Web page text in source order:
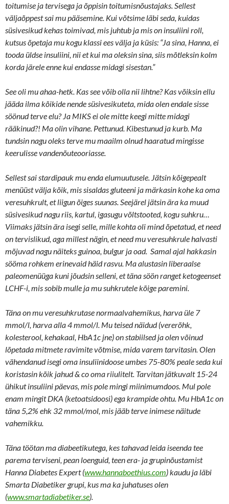
toitumise ja tervisega ja õppisin toitumisnõustajaks. Sellest
väljaõppest sai mu pääsemine. Kui võtsime läbi seda, kuidas
süsivesikud kehas toimivad, mis juhtub ja mis on insuliini roll,
kutsus õpetaja mu kogu klassi ees välja ja küsis: “Ja sina, Hanna, ei
tooda üldse insuliini, nii et kui ma oleksin sina, siis mõtleksin kolm
korda järele enne kui endasse midagi sisestan.”
See oli mu ahaa-hetk. Kas see võib olla nii lihtne? Kas võiksin ellu
jääda ilma kõikide nende süsivesikuteta, mida olen endale sisse
söönud terve elu? Ja MIKS ei ole mitte keegi mitte midagi
rääkinud?! Ma olin vihane. Pettunud. Kibestunud ja kurb. Ma
tundsin nagu oleks terve mu maailm olnud haaratud mingisse
keerulisse vandenõuteooriasse.
Sellest sai stardipauk mu enda elumuutusele. Jätsin kõigepealt
menüüst välja kõik, mis sisaldas gluteeni ja märkasin kohe ka oma
veresuhkrult, et liigun õiges suunas. Seejärel jätsin ära ka muud
süsivesikud nagu riis, kartul, igasugu võltstooted, kogu suhkru…
Viimaks jätsin ära isegi selle, mille kohta oli mind õpetatud, et need
on tervislikud, aga millest nägin, et need mu veresuhkrule halvasti
mõjuvad nagu näiteks guinoa, bulgur ja oad. Samal ajal hakkasin
sööma rohkem erinevaid häid rasvu. Ma alustasin liberaalse
paleomenüüga kuni jõudsin selleni, et täna söön ranget ketogeenset
LCHF-i, mis sobib mulle ja mu suhkrutele kõige paremini.
Täna on mu veresuhkrutase normaalvahemikus, harva üle 7
mmol/l, harva alla 4 mmol/l. Mu teised näidud (vererõhk,
kolesterool, kehakaal, HbA1c jne) on stabiilsed ja olen võinud
lõpetada mitmete ravimite võtmise, mida varem tarvitasin. Olen
vähendanud isegi oma insuliinidoose umbes 75-80% peale seda kui
koristasin kõik jahud & co oma riiulitelt. Tarvitan jätkuvalt 15-24
ühikut insuliini päevas, mis pole mingi miinimumdoos. Mul pole
enam mingit DKA (ketoatsidoosi) ega krampide ohtu. Mu HbA1c on
täna 5,2% ehk 32 mmol/mol, mis jääb terve inimese näitude
vahemikku.
Täna töötan ma diabeetikutega, kes tahavad leida iseenda tee
parema terviseni, pean loenguid, teen era- ja grupinõustamist
Hanna Diabetes Expert (www.hannaboethius.com) kaudu ja läbi
Smarta Diabetiker grupi, kus ma ka juhatuses olen
(www.smartadiabetiker.se).